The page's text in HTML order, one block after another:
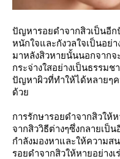
ปัญหารอยดำจากสิวเป็นอี
หนักใจและกังวลใจเป็นอย่
มาหลังสิวหายนั้นนอกจากจ
กระจ่างใสอย่างเป็นธรรม
ปัญหาผิวที่ทำให้ได้หลายๆ
ด้วย
การรักษารอยดำจากสิวให้
จากสิววิธีต่างๆซึ่งกลายเป็
กำลังมองหาและให้ความส
รอยดำจากสิวให้หายอย่าง